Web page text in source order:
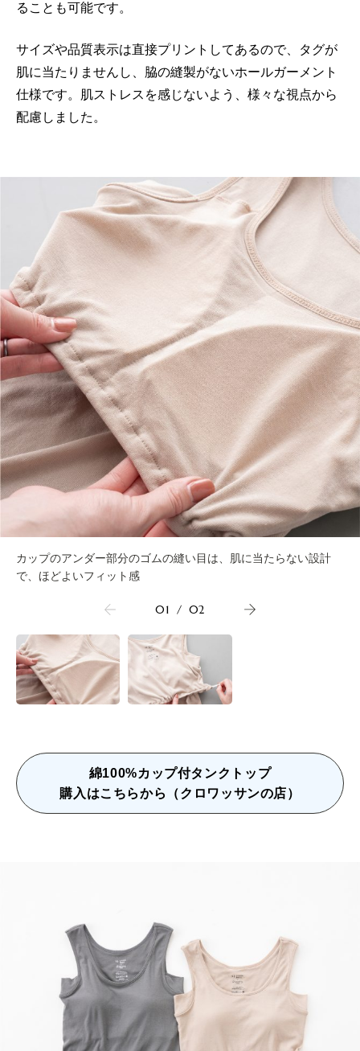
ることも可能です。
サイズや品質表示は直接プリントしてあるので、タグが
肌に当たりませんし、脇の縫製がないホールガーメント
仕様です。肌ストレスを感じないよう、様々な視点から
配慮しました。
カップのアンダー部分のゴムの縫い目は、肌に当たらない設計
で、ほどよいフィット感
01 / 02
綿100%カップ付タンクトップ
購入はこちらから（クロワッサンの店）